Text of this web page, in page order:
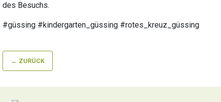
des Besuchs.
#güssing #kindergarten_güssing #rotes_kreuz_güssing
← ZURÜCK